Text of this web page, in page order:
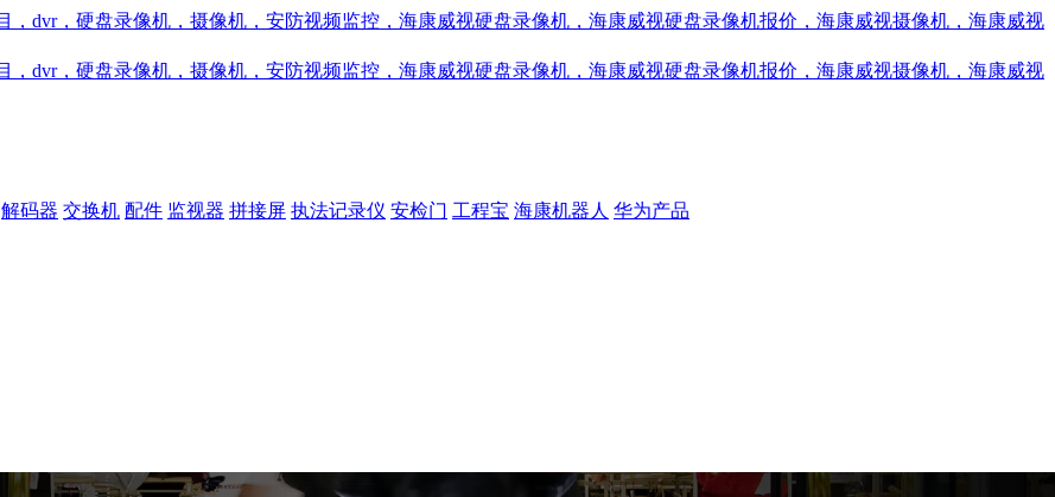
解码器 交换机 配件 监视器 拼接屏 执法记录仪 安检门 工程宝 海康机器人 华为产品